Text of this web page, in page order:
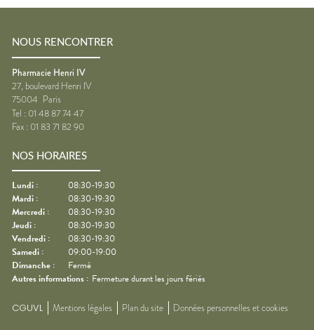
NOUS RENCONTRER
Pharmacie Henri IV
27, boulevard Henri IV
75004 Paris
Tel : 01 48 87 74 47
Fax : 01 83 71 82 90
NOS HORAIRES
Lundi :
08:30-19:30
Mardi :
08:30-19:30
Mercredi :
08:30-19:30
Jeudi :
08:30-19:30
Vendredi :
08:30-19:30
Samedi :
09:00-19:00
Dimanche :
Fermé
Autres informations : Fermeture durant les jours fériés
CGUVL Mentions légales Plan du site Données personnelles et cookies